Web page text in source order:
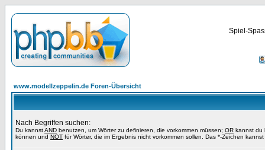
Spiel-
www.modellzeppelin.de Foren-Übersicht
Nach Begriffen suchen:
Du kannstAND benutzen, um Wörter zu definieren, die vorkommen müssen; OR kannst du
können und NOT für Wörter, die im Ergebnis nicht vorkommen sollen. Das *-Zeichen